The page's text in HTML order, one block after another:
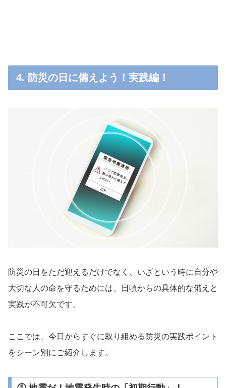
4. 防災の日に備えよう！実践編！
防災の日をただ迎えるだけでなく、いざという時に自分や
大切な人の命を守るためには、日頃からの具体的な備えと
実践が不可欠です。
ここでは、今日からすぐに取り組める防災の実践ポイント
をシーン別にご紹介します。